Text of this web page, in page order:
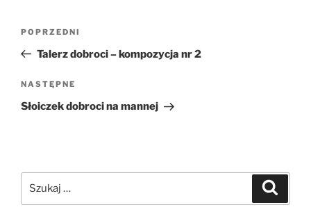
Poprzedni
wpis
POPRZEDNI
Talerz dobroci – kompozycja nr 2
Następny
wpis
NASTĘPNE
Słoiczek dobroci na mannej